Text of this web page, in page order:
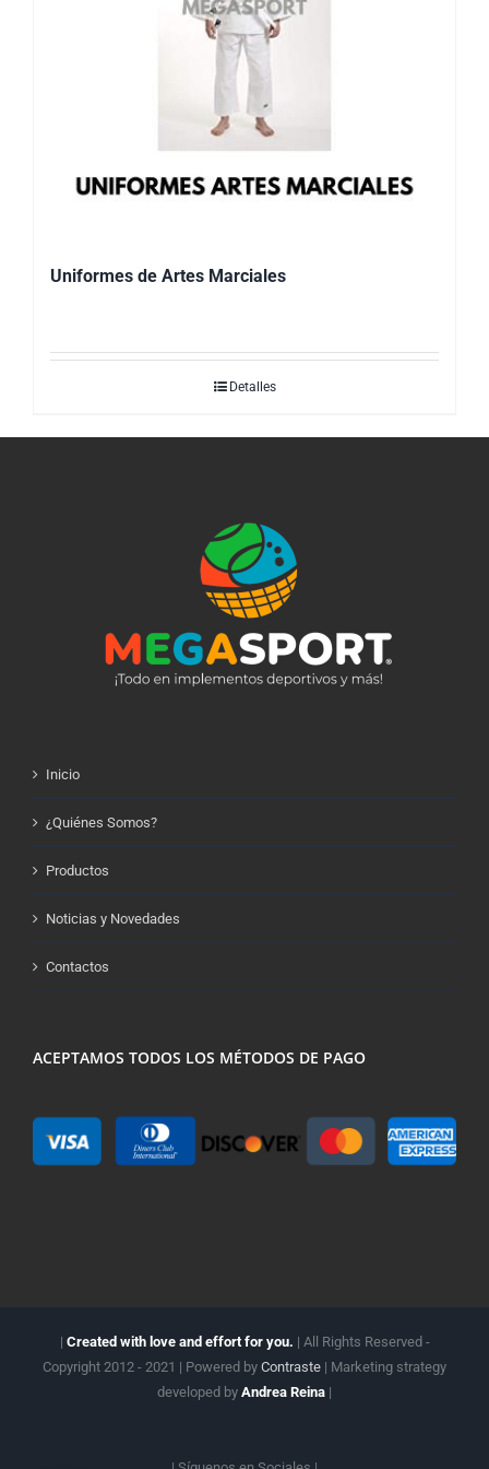
Uniformes de Artes Marciales
Detalles
Inicio
¿Quiénes Somos?
Productos
Noticias y Novedades
Contactos
ACEPTAMOS TODOS LOS MÉTODOS DE PAGO
| Created with love and effort for you. | All Rights Reserved -
Copyright 2012 - 2021 | Powered by Contraste | Marketing strategy
developed by Andrea Reina |